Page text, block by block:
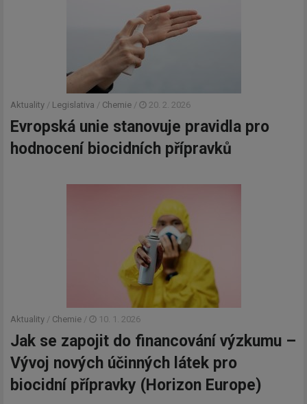
Aktuality / Legislativa / Chemie / 20. 2. 2026
Evropská unie stanovuje pravidla pro
hodnocení biocidních přípravků
Aktuality / Chemie / 10. 1. 2026
Jak se zapojit do financování výzkumu –
Vývoj nových účinných látek pro
biocidní přípravky (Horizon Europe)